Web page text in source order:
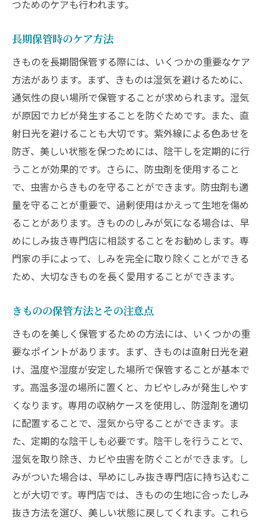
つためのケアも行われます。
長期保管時のケア方法
きものを長期間保管する際には、いくつかの重要なケア
方法があります。まず、きものは湿気を避けるために、
通気性の良い場所で保管することが求められます。湿気
が原因でカビが発生することを防ぐためです。また、直
射日光を避けることも大切です。紫外線による色あせを
防ぎ、美しい状態を保つためには、陰干しを定期的に行
うことが効果的です。さらに、防虫剤を使用すること
で、虫害からきものを守ることができます。防虫剤も適
量を守ることが重要で、過剰使用はかえって生地を傷め
ることがあります。きもののしみが気になる場合は、早
めにしみ抜き専門店に相談することをお勧めします。専
門家の手によって、しみを完全に取り除くことができる
ため、大切なきものを長く愛用することができます。
きものの保管方法とその注意点
きものを美しく保管するための方法には、いくつかの重
要なポイントがあります。まず、きものは直射日光を避
け、温度や湿度が安定した場所で保管することが基本で
す。高温多湿の場所に置くと、カビやしみが発生しやす
くなります。専用の収納ケースを使用し、防湿剤を適切
に配置することで、湿気から守ることができます。ま
た、定期的な陰干しも必要です。陰干しを行うことで、
湿気を取り除き、カビや虫害を防ぐことができます。し
みがついた場合は、早めにしみ抜き専門店に持ち込むこ
とが大切です。専門店では、きものの生地に合ったしみ
抜き方法を選び、美しい状態に戻してくれます。これら